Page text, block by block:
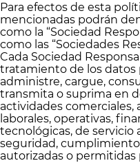
Para efectos de esta
mencionadas podrán
como la “Sociedad
como las “Sociedades
Cada Sociedad
tratamiento de los datos
administre, cargue,
transmita o suprima en
actividades
laborales, operativas,
tecnológicas, de servicio
seguridad,
autorizadas o permitidas